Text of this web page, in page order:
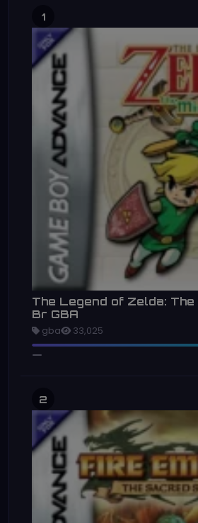
1
The Legend of Zelda: The
Br GBA
gba 33,025
2